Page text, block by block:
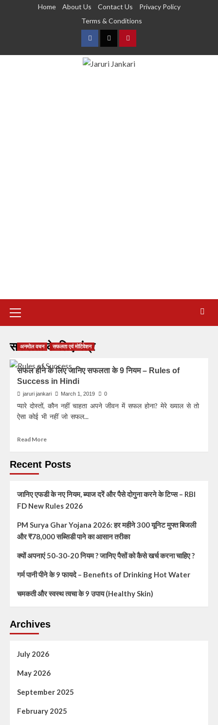
Home About Us Contact Us
Privacy Policy
Terms & Conditions
सफलता के लिए मंत्र
अनमोल वचन सफलता एवं मोटिवेशन
सफल होने के लिए जानिए सफलता के 9 नियम – Rules of
Success in Hindi
jaruri jankari March 1, 2019 0
प्यारे दोस्तों, कौन नहीं चाहता अपने जीवन में सफल होना? मेरे ख्याल से तो
ऐसा कोई भी नहीं जो सफल...
Read More
Recent Posts
जानिए एफडी के नए नियम, ब्याज दरें और पैसे दोगुना करने के टिप्स – RBI
FD New Rules 2026
PM Surya Ghar Yojana 2026: हर महीने 300 यूनिट मुफ्त बिजली
और ₹78,000 सब्सिडी पाने का आसान तरीका
क्यों अपनाएं 50-30-20 नियम ? जानिए पैसों को कैसे खर्च करना चाहिए ?
गर्म पानी पीने के 9 फायदे – Benefits of Drinking Hot Water
चमकती और स्वस्थ त्वचा के 9 उपाय (Healthy Skin)
Archives
July 2026
May 2026
September 2025
February 2025